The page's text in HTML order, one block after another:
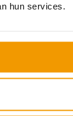
hun services.
In